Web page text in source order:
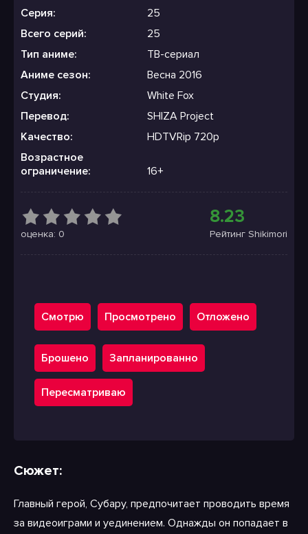
Серия:
25
Всего серий:
25
Тип аниме:
ТВ-сериал
Аниме сезон:
Весна 2016
Студия:
White Fox
Перевод:
SHIZA Project
Качество:
HDTVRip 720p
Возрастное
ограничение:
16+
оценка: 0
8.23
Рейтинг Shikimori
Смотрю Просмотрено Отложено
Брошено Запланированно
Пересматриваю
Сюжет:
Главный герой, Субару, предпочитает проводить время
за видеоиграми и уединением. Однажды он попадает в